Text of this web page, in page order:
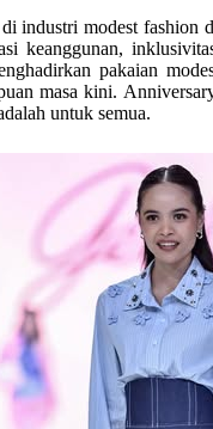
industri modest
keanggunan,
pakaian
masa kini.
untuk semua.